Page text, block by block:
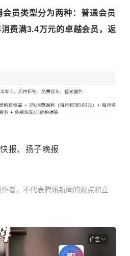
员类型分为两种：普通会员
费满3.4万元的卓越会员，返
报、扬子晚报
者，不代表腾讯新闻的观点和立
广告